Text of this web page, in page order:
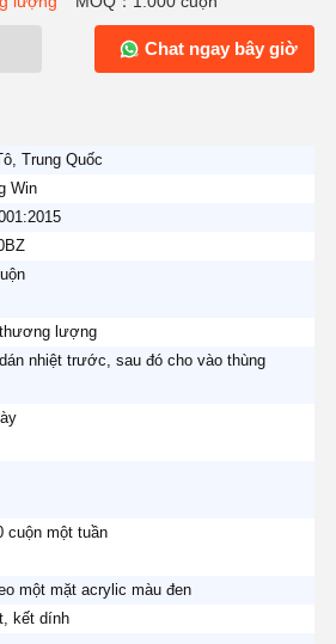
Chat ngay bây giờ
Trung Quốc
Win
lượng
nhiệt trước, sau đó cho vào thùng
cuộn một tuần
một mặt acrylic màu đen
kết dính